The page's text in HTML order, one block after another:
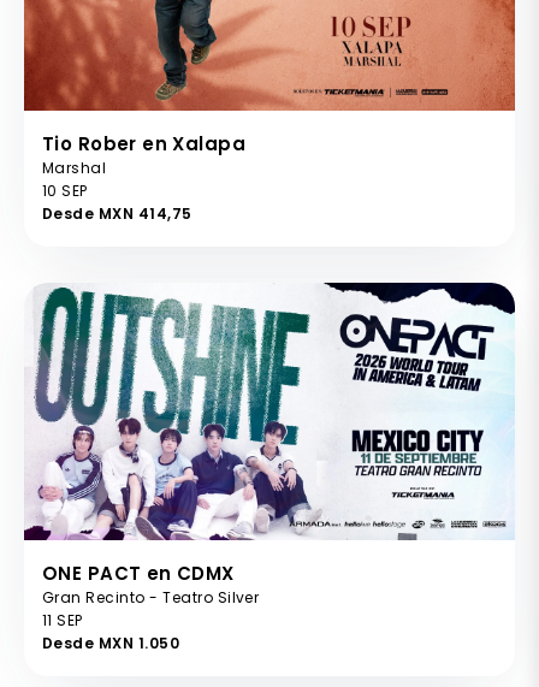
Tio Rober en Xalapa
Marshal
10 SEP
Desde MXN 414,75
ONE PACT en CDMX
Gran Recinto - Teatro Silver
11 SEP
Desde MXN 1.050